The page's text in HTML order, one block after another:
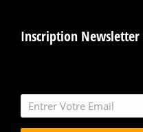
Inscription Newsletter